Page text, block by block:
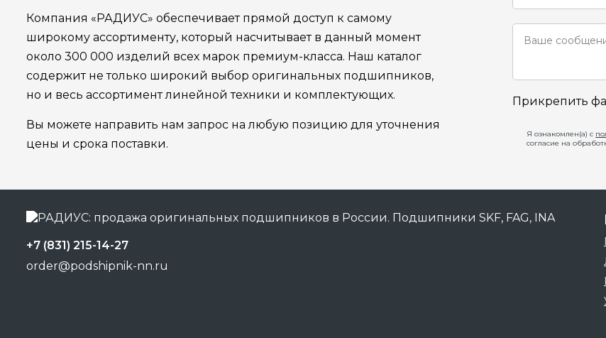
Компания «РАДИУС» обеспечивает прямой доступ к самому
широкому ассортименту, который насчитывает в данный момент
около 300 000 изделий всех марок премиум-класса. Наш каталог
содержит не только широкий выбор оригинальных подшипников,
но и весь ассортимент линейной техники и комплектующих.
Вы можете направить нам запрос на любую позицию для уточнения
цены и срока поставки.
Прикрепить
Я ознакомлен(а) с
согласие на
+7 (831) 215-14-27
order@podshipnik-nn.ru